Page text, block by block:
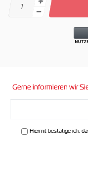
Gerne informieren wir
Hiermit bestätige ich,